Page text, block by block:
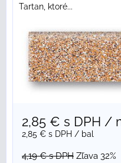
Tartan, ktoré...
2,85 € s DPH /
2,85 € s DPH / bal
4,19 €s DPH Zľava 32%